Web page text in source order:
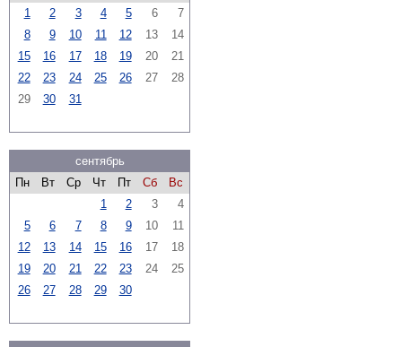
1
2 3 4 5 6
7
8
9 10 11 12 13
14
15
16 17 18 19 20
21
22
23 24 25 26 27
28
29
30 31
сентябрь
Пн
Вт Ср Чт Пт Сб
Вс
1
2 3
4
5
6 7 8 9 10
11
12
13 14 15 16 17
18
19
20 21 22 23 24
25
26
27 28 29 30